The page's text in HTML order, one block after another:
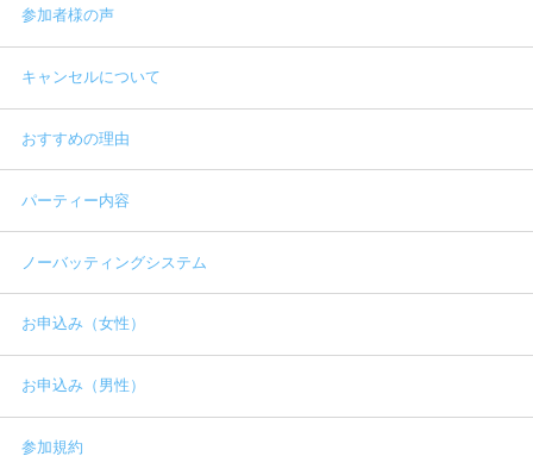
参加者様の声
キャンセルについて
おすすめの理由
パーティー内容
ノーバッティングシステム
お申込み（女性）
お申込み（男性）
参加規約